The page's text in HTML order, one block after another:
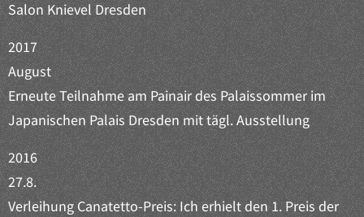
Salon Knievel Dresden
2017
August
Erneute Teilnahme am Painair des Palaissommer im
Japanischen Palais Dresden mit tägl. Ausstellung
2016
27.8.
Verleihung Canatetto-Preis: Ich erhielt den 1. Preis der